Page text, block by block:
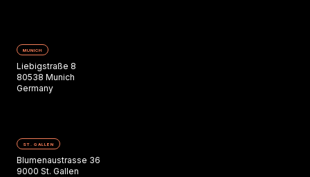
MUNICH
Liebigstraße 8
80538 Munich
Germany
ST. GALLEN
Blumenaustrasse 36
9000 St. Gallen